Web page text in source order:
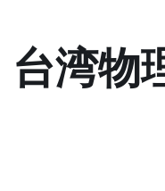
台湾物